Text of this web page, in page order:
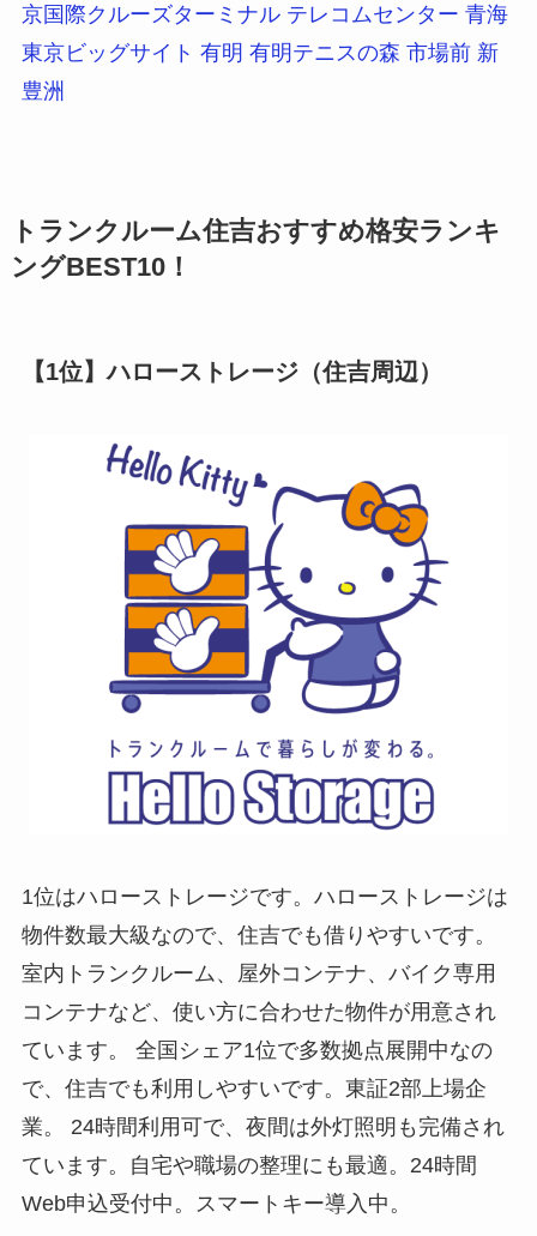
京国際クルーズターミナル テレコムセンター 青海
東京ビッグサイト 有明 有明テニスの森 市場前 新
豊洲
トランクルーム住吉おすすめ格安ランキ
ングBEST10！
【1位】ハローストレージ（住吉周辺）
1位はハローストレージです。ハローストレージは
物件数最大級なので、住吉でも借りやすいです。
室内トランクルーム、屋外コンテナ、バイク専用
コンテナなど、使い方に合わせた物件が用意され
ています。 全国シェア1位で多数拠点展開中なの
で、住吉でも利用しやすいです。東証2部上場企
業。 24時間利用可で、夜間は外灯照明も完備され
ています。自宅や職場の整理にも最適。24時間
Web申込受付中。スマートキー導入中。